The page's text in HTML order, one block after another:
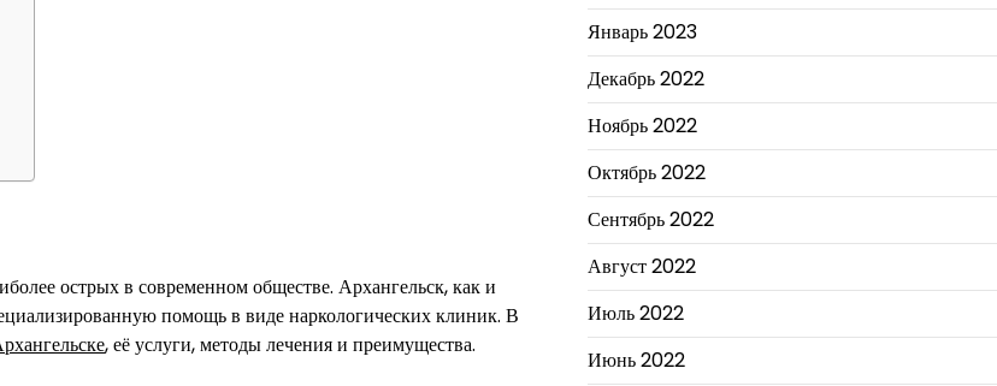
острых в современном обществе. Архангельск, как и
помощь в виде наркологических клиник. В
, её услуги, методы лечения и преимущества.
Январь 2023
Декабрь 2022
Ноябрь 2022
Октябрь 2022
Сентябрь 2022
Август 2022
Июль 2022
Июнь 2022